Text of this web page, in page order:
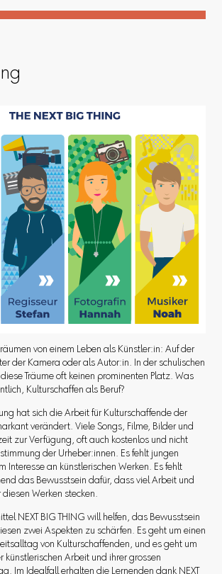
von einem Leben als Künstler:in: Auf der
der Kamera oder als Autor:in. In der schulischen
Träume oft keinen prominenten Platz. Was
Kulturschaffen als Beruf?
hat sich die Arbeit für Kulturschaffende der
verändert. Viele Songs, Filme, Bilder und
zur Verfügung, oft auch kostenlos und nicht
der Urheber:innen. Es fehlt jungen
Interesse an künstlerischen Werken. Es fehlt
das Bewusstsein dafür, dass viel Arbeit und
Werken stecken.
NEXT BIG THING will helfen, das Bewusstsein
zwei Aspekten zu schärfen. Es geht um einen
von Kulturschaffenden, und es geht um
künstlerischen Arbeit und ihrer grossen
Im Idealfall erhalten die Lernenden dank NEXT